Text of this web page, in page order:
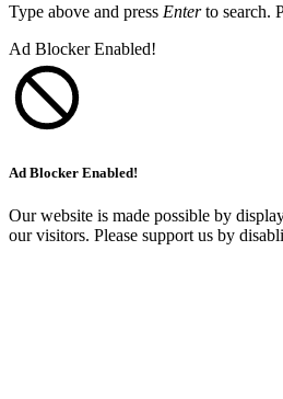
Type above and press Enterto search.
Ad Blocker Enabled!
Ad Blocker Enabled!
Our website is made possible by
our visitors. Please support us by